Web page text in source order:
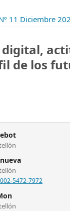
11 Diciembre
de los
5472-7972